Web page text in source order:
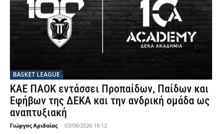
BASKET LEAGUE
ΚΑΕ ΠΑΟΚ εντάσσει Προπαίδων, Παίδων και
Εφήβων της ΔΕΚΑ και την ανδρική ομάδα ως
αναπτυξιακή
Γιώργος Αριδαίας - 03/08/2026 18:12